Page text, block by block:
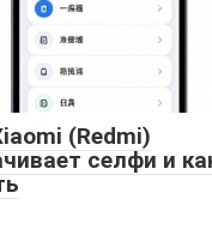
(Redmi)
селфи и